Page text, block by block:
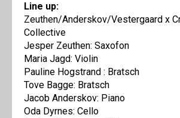
Line up:
Zeuthen/Anderskov/Vestergaard x
Collective
Jesper Zeuthen: Saxofon
Maria Jagd: Violin
Pauline Hogstrand : Bratsch
Tove Bagge: Bratsch
Jacob Anderskov: Piano
Oda Dyrnes: Cello